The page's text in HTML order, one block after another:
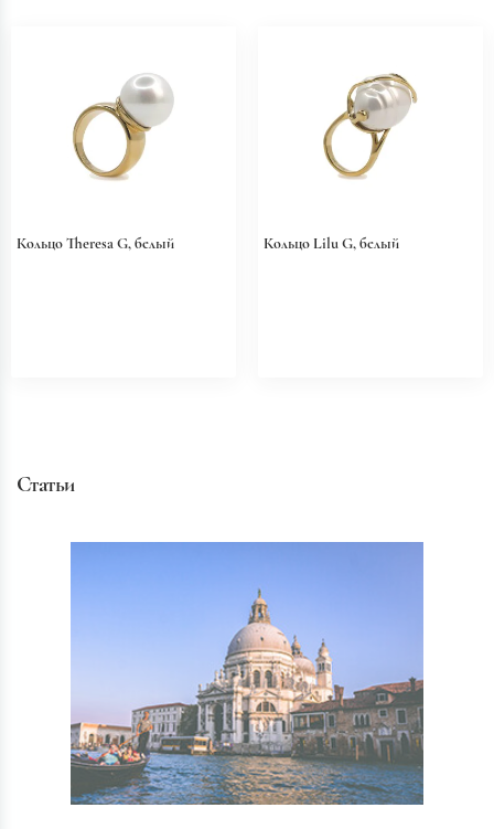
Кольцо Theresa G, белый Кольцо Lilu G, белый
Статьи